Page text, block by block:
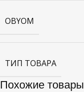
OBYOM
ТИП ТОВАРА
Похожие товары